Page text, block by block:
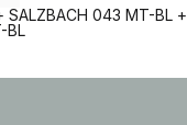
SALZBACH 043 MT-BL +
BL